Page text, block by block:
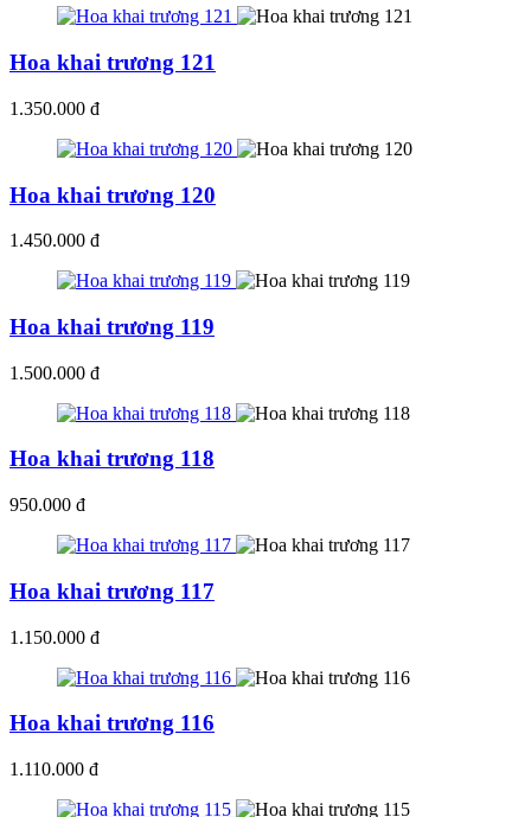
Hoa khai trương 121
1.350.000 đ
Hoa khai trương 120
1.450.000 đ
Hoa khai trương 119
1.500.000 đ
Hoa khai trương 118
950.000 đ
Hoa khai trương 117
1.150.000 đ
Hoa khai trương 116
1.110.000 đ